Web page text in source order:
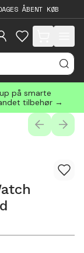
ÅBENT KØB
items in cart,
på smarte
tilbehør →